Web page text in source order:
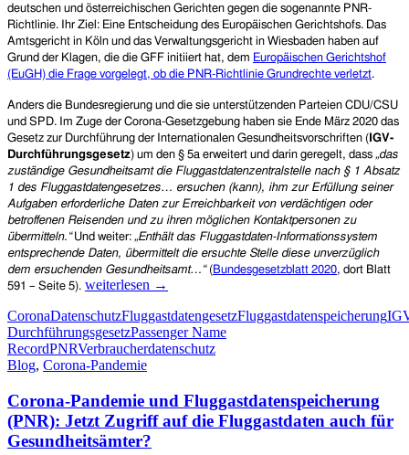
deutschen und österreichischen Gerichten gegen die sogenannte PNR-
Richtlinie. Ihr Ziel: Eine Entscheidung des Europäischen Gerichtshofs. Das
Amtsgericht in Köln und das Verwaltungsgericht in Wiesbaden haben auf
Grund der Klagen, die die GFF initiiert hat, dem Europäischen Gerichtshof
(EuGH) die Frage vorgelegt, ob die PNR-Richtlinie Grundrechte verletzt.
Anders die Bundesregierung und die sie unterstützenden Parteien CDU/CSU
und SPD. Im Zuge der Corona-Gesetzgebung haben sie Ende März 2020 das
Gesetz zur Durchführung der Internationalen Gesundheitsvorschriften ( IGV-
Durchführungsgesetz) um den § 5a erweitert und darin geregelt, dass „das
zuständige Gesundheitsamt die Fluggastdatenzentralstelle nach § 1 Absatz
1 des Fluggastdatengesetzes… ersuchen (kann), ihm zur Erfüllung seiner
Aufgaben erforderliche Daten zur Erreichbarkeit von verdächtigen oder
betroffenen Reisenden und zu ihren möglichen Kontaktpersonen zu
übermitteln.“Und weiter: „Enthält das Fluggastdaten-Informationssystem
entsprechende Daten, übermittelt die ersuchte Stelle diese unverzüglich
dem ersuchenden Gesundheitsamt…“ ( Bundesgesetzblatt 2020, dort Blatt
591 – Seite 5). Europarechtswidrig!
der
Gesundheitsämter
auf
die
(PNR)
weiterlesen →
CoronaDatenschutzFluggastdatengesetzFluggastdatenspeicherung
DurchführungsgesetzPassenger Name
RecordPNRVerbraucherdatenschutz
Blog, Corona-Pandemie
Corona-Pandemie und Fluggastdatenspeicherung
(PNR): Jetzt Zugriff auf die Fluggastdaten auch für
Gesundheitsämter?